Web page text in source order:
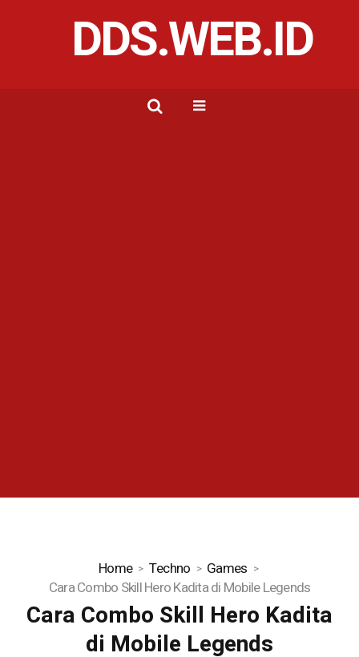
DDS.WEB.ID
Home Techno
Games
Cara Combo Skill Hero Kadita di Mobile Legends
Cara Combo Skill Hero Kadita
di Mobile Legends